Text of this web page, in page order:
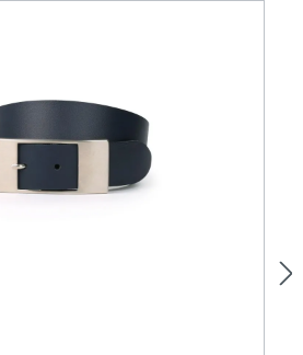
von 4.86 von 5 Sternen